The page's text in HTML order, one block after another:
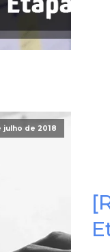
julho de 2018